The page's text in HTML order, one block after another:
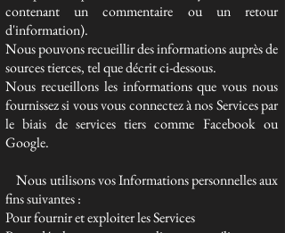
contenant un commentaire ou un retour
d'information).
Nous pouvons recueillir des informations auprès de
sources tierces, tel que décrit ci-dessous.
Nous recueillons les informations que vous nous
fournissez si vous vous connectez à nos Services par
le biais de services tiers comme Facebook ou
Google.
Nous utilisons vos Informations personnelles aux
fins suivantes :
Pour fournir et exploiter les Services